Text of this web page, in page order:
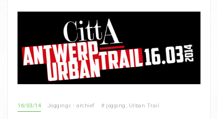
16/03/14 Joggings - archief # jogging , Urban Trail